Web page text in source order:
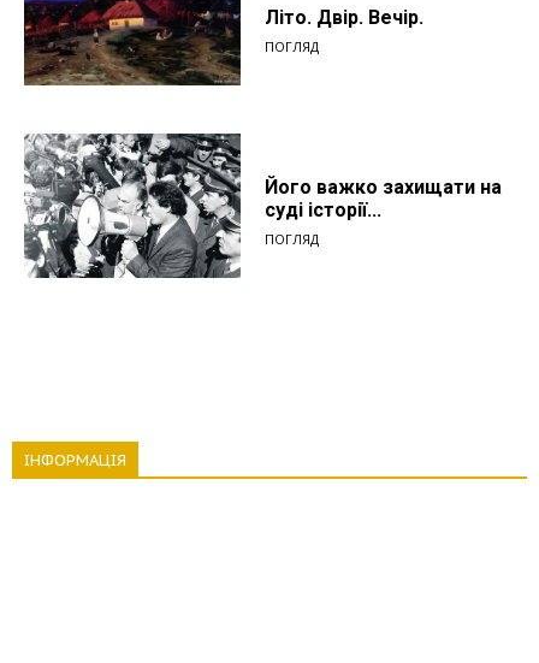
Літо. Двір. Вечір.
ПОГЛЯД
Його важко захищати на
суді історії...
ПОГЛЯД
ІНФОРМАЦІЯ